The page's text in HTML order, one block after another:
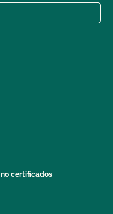
certificados